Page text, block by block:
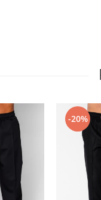
-20%